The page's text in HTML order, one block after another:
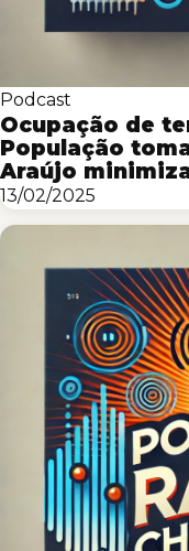
Podcast
Ocupação de
População
Araújo
13/02/2025